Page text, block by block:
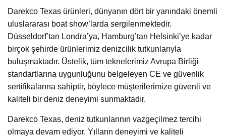
Darekco Texas ürünleri, dünyanın dört bir yanındaki önemli
uluslararası boat show’larda sergilenmektedir.
Düsseldorf’tan Londra’ya, Hamburg’tan Helsinki’ye kadar
birçok şehirde ürünlerimiz denizcilik tutkunlarıyla
buluşmaktadır. Üstelik, tüm teknelerimiz Avrupa Birliği
standartlarına uygunluğunu belgeleyen CE ve güvenlik
sertifikalarına sahiptir, böylece müşterilerimize güvenli ve
kaliteli bir deniz deneyimi sunmaktadır.
Darekco Texas, deniz tutkunlarının vazgeçilmez tercihi
olmaya devam ediyor. Yılların deneyimi ve kaliteli